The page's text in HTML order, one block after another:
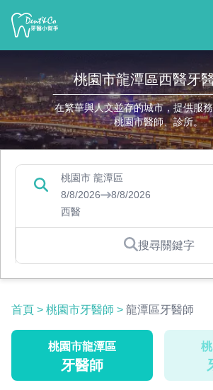
桃園市龍潭區西醫牙
在繁華與人文並存的城市，提供服
桃園市醫師、診所。
桃園市 龍潭區
8/8/2026
8/8/2026
西醫
搜尋關鍵字
首頁 > 桃園市牙醫師 > 龍潭區牙醫師
桃園市龍潭區
牙醫師